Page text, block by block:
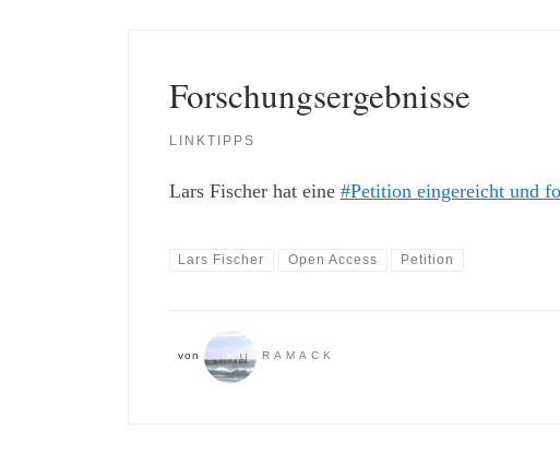
Forschungsergebnisse
LINKTIPPS
Lars Fischer hat eine #Petition eingereicht und
Lars Fischer Open Access Petition
von RAMACK